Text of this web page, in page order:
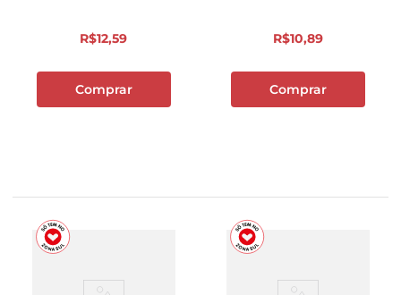
R$12,59
Comprar
R$10,89
Comprar